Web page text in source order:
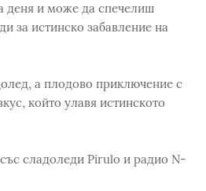
деня и може да спечелиш
за истинско забавление на
а плодово приключение с
който улавя истинското
сладоледи Pirulo и радио N-